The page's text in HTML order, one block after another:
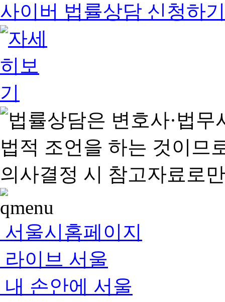
사이버 법률상담 신청하기
서울시홈페이지
라이브 서울
내 손안에 서울